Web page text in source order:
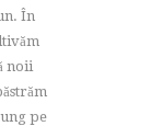
În
noii
pe